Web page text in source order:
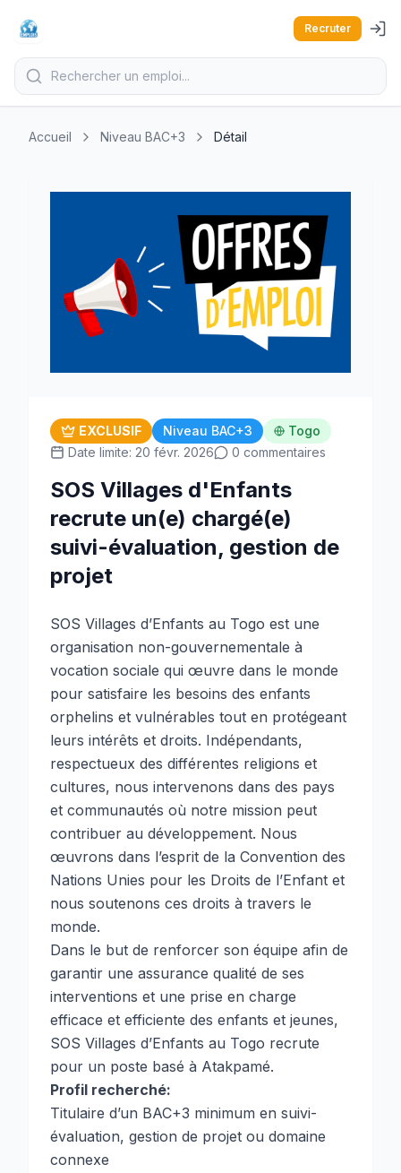
Recruter
Accueil Niveau BAC+3 Détail
EXCLUSIF Niveau BAC+3
Togo
Date limite: 20 févr. 2026
0 commentaires
SOS Villages d'Enfants
recrute un(e) chargé(e)
suivi-évaluation, gestion de
projet
SOS Villages d’Enfants au Togo est une
organisation non-gouvernementale à
vocation sociale qui œuvre dans le monde
pour satisfaire les besoins des enfants
orphelins et vulnérables tout en protégeant
leurs intérêts et droits. Indépendants,
respectueux des différentes religions et
cultures, nous intervenons dans des pays
et communautés où notre mission peut
contribuer au développement. Nous
œuvrons dans l’esprit de la Convention des
Nations Unies pour les Droits de l’Enfant et
nous soutenons ces droits à travers le
monde.
Dans le but de renforcer son équipe afin de
garantir une assurance qualité de ses
interventions et une prise en charge
efficace et efficiente des enfants et jeunes,
SOS Villages d’Enfants au Togo recrute
pour un poste basé à Atakpamé.
Profil recherché:
Titulaire d’un BAC+3 minimum en suivi-
évaluation, gestion de projet ou domaine
connexe